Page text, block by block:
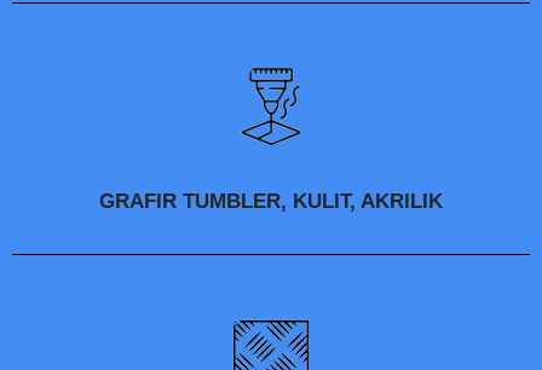
GRAFIR TUMBLER, KULIT, AKRILIK